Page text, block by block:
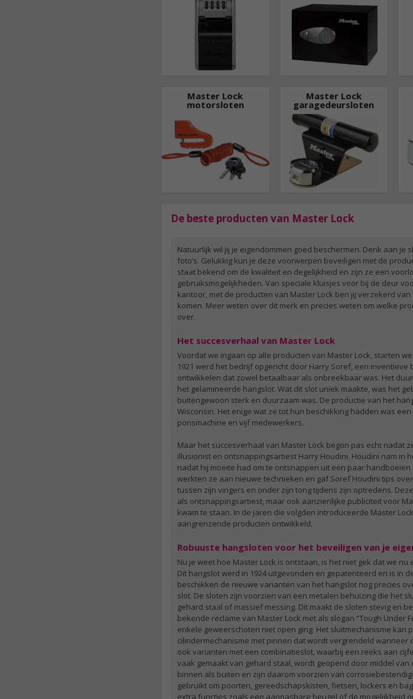
Master Lock
motorsloten
Master Lock
garagedeursloten
De beste producten van Master Lock
Natuurlijk wil jij je eigendommen goed beschermen. Denk aan je
foto’s. Gelukkig kun je deze voorwerpen beveiligen met de
staat bekend om de kwaliteit en degelijkheid en zijn ze een
gebruiksmogelijkheden. Van speciale kluisjes voor bij de deur
kantoor, met de producten van Master Lock ben jij verzekerd
komen. Meer weten over dit merk en precies weten om welke
over.
Het succesverhaal van Master Lock
Voordat we ingaan op alle producten van Master Lock, starten
1921 werd het bedrijf opgericht door Harry Soref, een
ontwikkelen dat zowel betaalbaar als onbreekbaar was. Het
het gelamineerde hangslot. Wat dit slot uniek maakte, was het
buitengewoon sterk en duurzaam was. De productie van het
Wisconsin. Het enige wat ze tot hun beschikking hadden was
ponsmachine en vijf medewerkers.
Maar het succesverhaal van Master Lock begon pas echt nadat
illusionist en ontsnappingsartiest Harry Houdini. Houdini nam in
nadat hij moeite had om te ontsnappen uit een paar
werkten ze aan nieuwe technieken en gaf Soref Houdini tips
tussen zijn vingers en onder zijn tong tijdens zijn optredens.
als ontsnappingsartiest, maar ook aanzienlijke publiciteit voor
kwam te staan. In de jaren die volgden introduceerde Master
aangrenzende producten ontwikkeld.
Robuuste hangsloten voor het beveiligen van je
Nu je weet hoe Master Lock is ontstaan, is het niet gek dat we
Dit hangslot werd in 1924 uitgevonden en gepatenteerd en is in
beschikken de nieuwe varianten van het hangslot nog precies
slot. De sloten zijn voorzien van een metalen behuizing die het
gehard staal of massief messing. Dit maakt de sloten stevig en
bekende reclame van Master Lock met als slogan “Tough
enkele geweerschoten niet open ging. Het sluitmechanisme kan
cilindermechanisme met pinnen dat wordt vergrendeld
ook varianten met een combinatieslot, waarbij een reeks aan
vaak gemaakt van gehard staal, wordt geopend door middel
binnen als buiten en zijn daarom voorzien van
gebruikt om poorten, gereedschapskisten, fietsen, lockers en
extra functies zoals een aanpasbare beugel of de mogelijkheid